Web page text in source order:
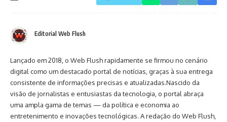
Editorial Web Flush
Lançado em 2018, o Web Flush rapidamente se firmou no cenário
digital como um destacado portal de notícias, graças à sua entrega
consistente de informações precisas e atualizadas.Nascido da
visão de jornalistas e entusiastas da tecnologia, o portal abraça
uma ampla gama de temas — da política e economia ao
entretenimento e inovações tecnológicas. A redação do Web Flush,